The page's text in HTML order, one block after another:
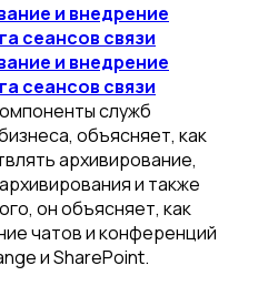
и внедрение
сеансов связи
и внедрение
сеансов связи
служб
объясняет, как
архивирование,
и также
он объясняет, как
чатов и конференций
и SharePoint.